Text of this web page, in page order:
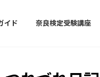
イド 奈良検定受験講座